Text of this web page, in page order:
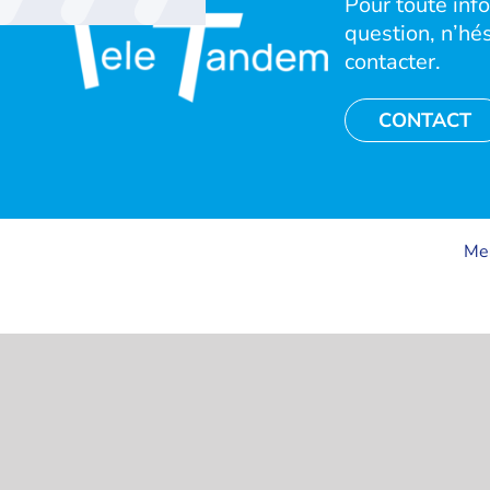
question,
contacter.
CONTACT